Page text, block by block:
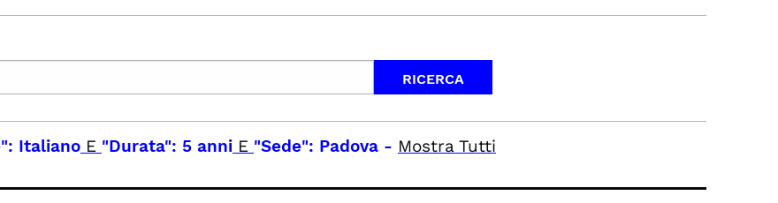
Italiano E "Durata": 5 anni E "Sede": Padova - Mostra Tutti